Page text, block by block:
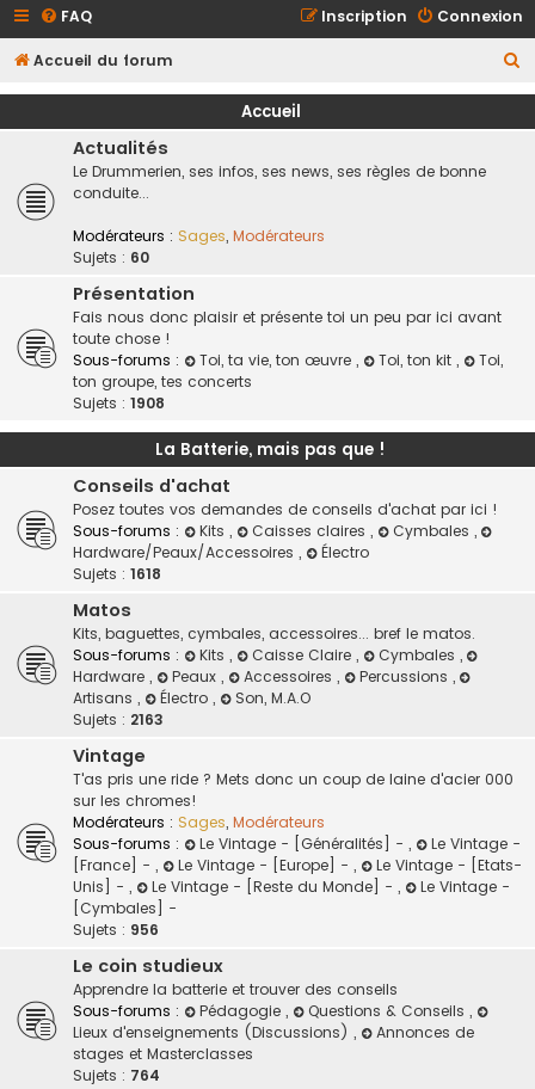
FAQ Connexion
Inscription
Accueil du forum
e
Accueil
Actualités
Le Drummerien, ses infos, ses news, ses règles de bonne
conduite...
Modérateurs : Sages, Modérateurs
Sujets : 60
Présentation
Fais nous donc plaisir et présente toi un peu par ici avant
toute chose !
Sous-forums :
Toi, ta vie, ton œuvre , Toi, ton kit ,
Toi,
ton groupe, tes concerts
Sujets : 1908
La Batterie, mais pas que !
Conseils d'achat
Posez toutes vos demandes de conseils d'achat par ici !
Sous-forums :
Kits , Caisses claires , Cymbales ,
Hardware/Peaux/Accessoires ,
Électro
Sujets : 1618
Matos
Kits, baguettes, cymbales, accessoires... bref le matos.
Sous-forums :
Kits , Caisse Claire , Cymbales ,
Hardware , Peaux , Accessoires , Percussions ,
Artisans , Électro ,
Son, M.A.O
Sujets : 2163
Vintage
T'as pris une ride ? Mets donc un coup de laine d'acier 000
sur les chromes!
Modérateurs : Sages, Modérateurs
Sous-forums :
Le Vintage - [Généralités] - ,
Le Vintage -
[France] - , Le Vintage - [Europe] - ,
Le Vintage - [Etats-
Unis] - , Le Vintage - [Reste du Monde] - ,
Le Vintage -
[Cymbales] -
Sujets : 956
Le coin studieux
Apprendre la batterie et trouver des conseils
Sous-forums :
Pédagogie , Questions & Conseils ,
Lieux d'enseignements (Discussions) ,
Annonces de
stages et Masterclasses
Sujets : 764